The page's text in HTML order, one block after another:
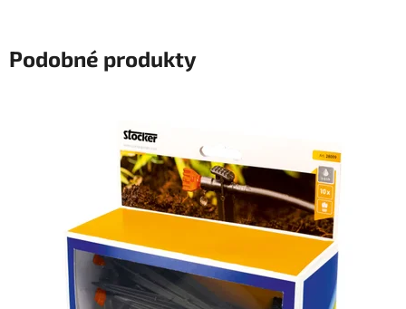
Podobné produkty